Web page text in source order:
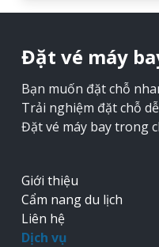
Đặt vé máy
Bạn muốn đặt chỗ
Trải nghiệm đặt chỗ
Đặt vé máy bay trong
Giới thiệu
Cẩm nang du lịch
Liên hệ
Dịch vụ